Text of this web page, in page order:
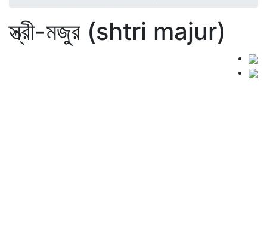
স্ত্রী-মজুর (shtri majur)